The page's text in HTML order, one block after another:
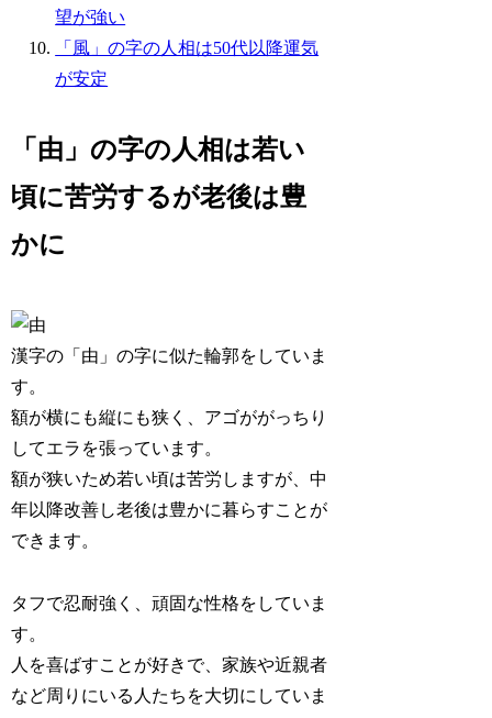
望が強い
「風」の字の人相は50代以降運気
が安定
「由」の字の人相は若い
頃に苦労するが老後は豊
かに
漢字の「由」の字に似た輪郭をしていま
す。
額が横にも縦にも狭く、アゴががっちり
してエラを張っています。
額が狭いため若い頃は苦労しますが、中
年以降改善し老後は豊かに暮らすことが
できます。
タフで忍耐強く、頑固な性格をしていま
す。
人を喜ばすことが好きで、家族や近親者
など周りにいる人たちを大切にしていま